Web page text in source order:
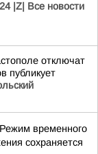
|Z| Все новости
отключат
публикует
временного
сохраняется